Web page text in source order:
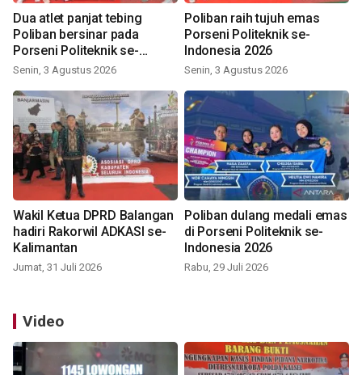
Dua atlet panjat tebing
Poliban bersinar pada
Porseni Politeknik se-
Indonesia 2026
Senin, 3 Agustus 2026
Poliban raih tujuh emas
Porseni Politeknik se-
Indonesia 2026
Senin, 3 Agustus 2026
Wakil Ketua DPRD Balangan
hadiri Rakorwil ADKASI se-
Kalimantan
Jumat, 31 Juli 2026
Poliban dulang medali emas
di Porseni Politeknik se-
Indonesia 2026
Rabu, 29 Juli 2026
Video